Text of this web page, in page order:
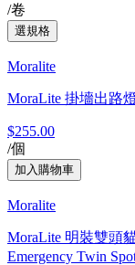
/卷
Moralite
MoraLite 掛墻出路
$255.00
/個
Moralite
MoraLite 明裝雙頭
Emergency Twin